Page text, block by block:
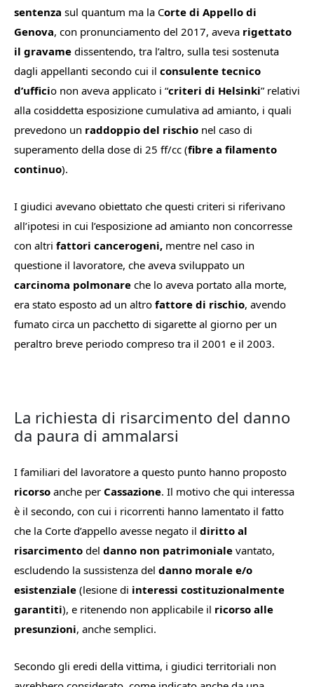
sentenza sul quantum ma la Corte di Appello di
Genova, con pronunciamento del 2017, aveva rigettato
il gravame dissentendo, tra l’altro, sulla tesi sostenuta
dagli appellanti secondo cui il consulente tecnico
d’ufficio non aveva applicato i “criteri di Helsinki” relativi
alla cosiddetta esposizione cumulativa ad amianto, i quali
prevedono un raddoppio del rischio nel caso di
superamento della dose di 25 ff/cc (fibre a filamento
continuo).
I giudici avevano obiettato che questi criteri si riferivano
all’ipotesi in cui l’esposizione ad amianto non concorresse
con altri fattori cancerogeni, mentre nel caso in
questione il lavoratore, che aveva sviluppato un
carcinoma polmonare che lo aveva portato alla morte,
era stato esposto ad un altro fattore di rischio, avendo
fumato circa un pacchetto di sigarette al giorno per un
peraltro breve periodo compreso tra il 2001 e il 2003.
La richiesta di risarcimento del danno
da paura di ammalarsi
I familiari del lavoratore a questo punto hanno proposto
ricorso anche per Cassazione. Il motivo che qui interessa
è il secondo, con cui i ricorrenti hanno lamentato il fatto
che la Corte d’appello avesse negato il diritto al
risarcimento del danno non patrimoniale vantato,
escludendo la sussistenza del danno morale e/o
esistenziale (lesione di interessi costituzionalmente
garantiti), e ritenendo non applicabile il ricorso alle
presunzioni, anche semplici.
Secondo gli eredi della vittima, i giudici territoriali non